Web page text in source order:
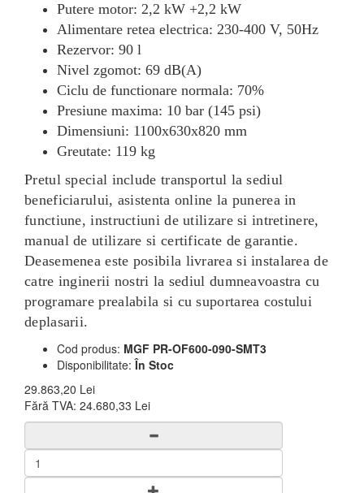
Putere motor: 2,2 kW +2,2 kW
Alimentare retea electrica: 230-400 V, 50Hz
Rezervor: 90 l
Nivel zgomot: 69 dB(A)
Ciclu de functionare normala: 70%
Presiune maxima: 10 bar (145 psi)
Dimensiuni: 1100x630x820 mm
Greutate: 119 kg
Pretul special include transportul la sediul
beneficiarului, asistenta online la punerea in
functiune, instructiuni de utilizare si intretinere,
manual de utilizare si certificate de garantie.
Deasemenea este posibila livrarea si instalarea de
catre inginerii nostri la sediul dumneavoastra cu
programare prealabila si cu suportarea costului
deplasarii.
Cod produs: MGF PR-OF600-090-SMT3
Disponibilitate: În Stoc
29.863,20 Lei
Fără TVA: 24.680,33 Lei